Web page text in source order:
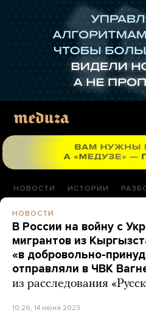
НОВОСТИ ИСТОРИИ
НОВОСТИ
В России на войну с
мигрантов из
«в добровольно-
отправляли в ЧВК
из расследования
10:26, 14 июня 2023